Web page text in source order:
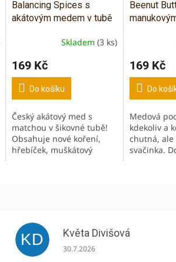
Balancing Spices s
akátovým medem v tubě
Skladem(3 ks)
169 Kč
Do košíku
Český akátový med s
matchou v šikovné tubě!
Obsahuje nové koření,
hřebíček, muškátový
Beenut
169 Kč
Do
Medová
kdekoliv a
chutná, ale
svačinka.
KD Květa Divišová
Hodnocení obchodu je 5 z 5
30.7.2026